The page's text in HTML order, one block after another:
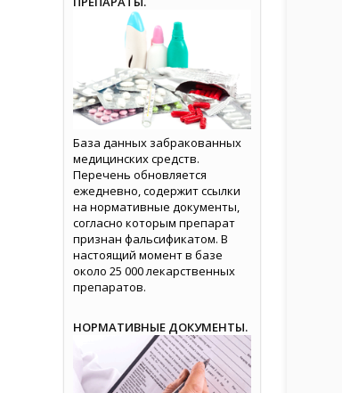
База данных забракованных
медицинских средств.
Перечень обновляется
ежедневно, содержит ссылки
на нормативные документы,
согласно которым препарат
признан фальсификатом. В
настоящий момент в базе
около 25 000 лекарственных
препаратов.
НОРМАТИВНЫЕ ДОКУМЕНТЫ.